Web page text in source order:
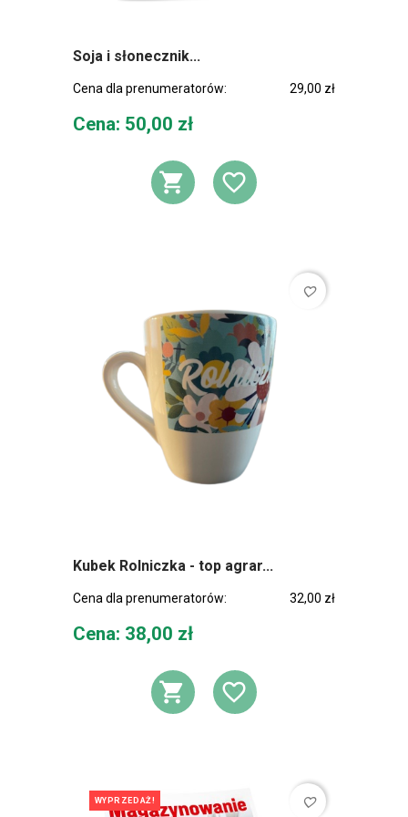
Soja i słonecznik...
Cena dla prenumeratorów: 29,00 zł
Cena
Cena: 50,00 zł
DODAJ DO
DODAJ DO
favorite_border
Kubek Rolniczka - top agrar...
Cena dla prenumeratorów: 32,00 zł
Cena
Cena: 38,00 zł
DODAJ DO
DODAJ DO
WYPRZEDAŻ! favorite_border